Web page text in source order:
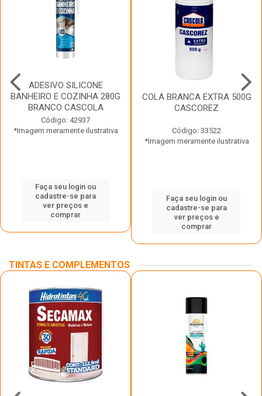
ADESIVO SILICONE
BANHEIRO E COZINHA 280G
BRANCO CASCOLA
Código: 42937
*Imagem meramente ilustrativa
Faça seu login ou
cadastre-se para
ver preços e
comprar
COLA BRANCA EXTRA 500G
CASCOREZ
Código: 33522
*Imagem meramente ilustrativa
Faça seu login ou
cadastre-se para
ver preços e
comprar
TINTAS E COMPLEMENTOS